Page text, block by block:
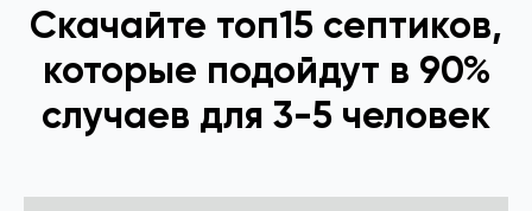
Скачайте топ15 септиков,
которые подойдут в 90%
случаев для 3-5 человек